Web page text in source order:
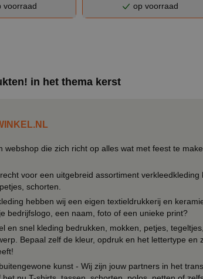
voorraad op voorraad
in het thema kerst
webshop die zich richt op alles wat met feest te
voor een uitgebreid assortiment verkleedkleding
schorten.
hebben wij een eigen textieldrukkerij en
bedrijfslogo, een naam, foto of een unieke print?
en snel kleding bedrukken, mokken, petjes,
Bepaal zelf de kleur, opdruk en het lettertype en
kunst - Wij zijn jouw partners in het